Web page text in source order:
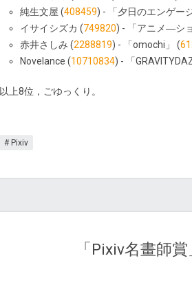
純生文屋 (408459) - 「夕日のエンゲー
イサイシズカ (749820) - 「アニメ―シ
赤井さしみ (2288819) - 「omochi」 (
Novelance (10710834) - 「
以上8位，ごゆっくり。
Pixiv
「Pixiv名畫師